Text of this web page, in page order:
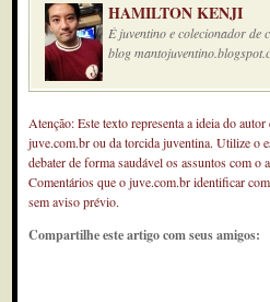
HAMILTON KENJI
É juventino e colecionador de
blog
Atenção: Este texto representa a ideia do
juve.com.br ou da torcida juventina. Utilize o
debater de forma saudável os assuntos com o
Comentários que o juve.com.br identificar
sem aviso prévio.
Compartilhe este artigo com seus amigos: